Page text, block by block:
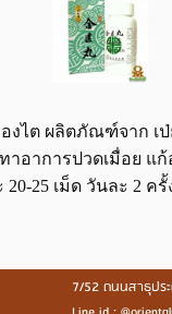
งไต ผลิตภัณฑ์จาก เป่
าอาการปวดเมื่อย แ
25 เม็ด วันละ 2 ค
7/52 ถนนสาธุปร